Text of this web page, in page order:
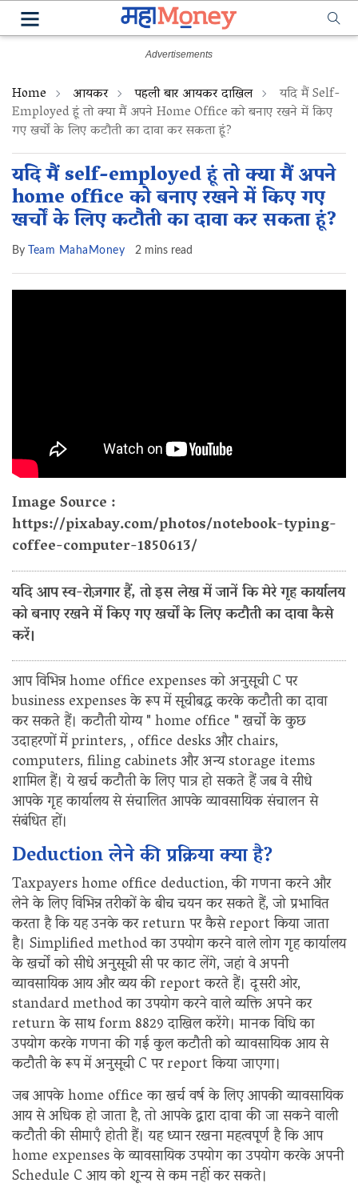
Home आयकर पहली बार आयकर दाखिल यदि मैं Self-
Employed हूं तो क्या मैं अपने Home Office को बनाए रखने में किए
गए खर्चों के लिए कटौती का दावा कर सकता हूं?
यदि मैं self-employed हूं तो क्या मैं अपने
home office को बनाए रखने में किए गए
खर्चों के लिए कटौती का दावा कर सकता हूं?
By Team MahaMoney 2 mins read
Image Source :
https://pixabay.com/photos/notebook-typing-
coffee-computer-1850613/
यदि आप स्व-रोज़गार हैं, तो इस लेख में जानें कि मेरे गृह कार्यालय
को बनाए रखने में किए गए खर्चों के लिए कटौती का दावा कैसे
करें।
आप विभिन्न home office expenses को अनुसूची C पर
business expenses के रूप में सूचीबद्ध करके कटौती का दावा
कर सकते हैं। कटौती योग्य " home office " खर्चों के कुछ
उदाहरणों में printers, , office desks और chairs,
computers, filing cabinets और अन्य storage items
शामिल हैं। ये खर्च कटौती के लिए पात्र हो सकते हैं जब वे सीधे
आपके गृह कार्यालय से संचालित आपके व्यावसायिक संचालन से
संबंधित हों।
Deduction लेने की प्रक्रिया क्या है?
Taxpayers home office deduction, की गणना करने और
लेने के लिए विभिन्न तरीकों के बीच चयन कर सकते हैं, जो प्रभावित
करता है कि यह उनके कर return पर कैसे report किया जाता
है। Simplified method का उपयोग करने वाले लोग गृह कार्यालय
के खर्चों को सीधे अनुसूची सी पर काट लेंगे, जहां वे अपनी
व्यावसायिक आय और व्यय की report करते हैं। दूसरी ओर,
standard method का उपयोग करने वाले व्यक्ति अपने कर
return के साथ form 8829 दाखिल करेंगे। मानक विधि का
उपयोग करके गणना की गई कुल कटौती को व्यावसायिक आय से
कटौती के रूप में अनुसूची C पर report किया जाएगा।
जब आपके home office का खर्च वर्ष के लिए आपकी व्यावसायिक
आय से अधिक हो जाता है, तो आपके द्वारा दावा की जा सकने वाली
कटौती की सीमाएँ होती हैं। यह ध्यान रखना महत्वपूर्ण है कि आप
home expenses के व्यावसायिक उपयोग का उपयोग करके अपनी
Schedule C आय को शून्य से कम नहीं कर सकते।